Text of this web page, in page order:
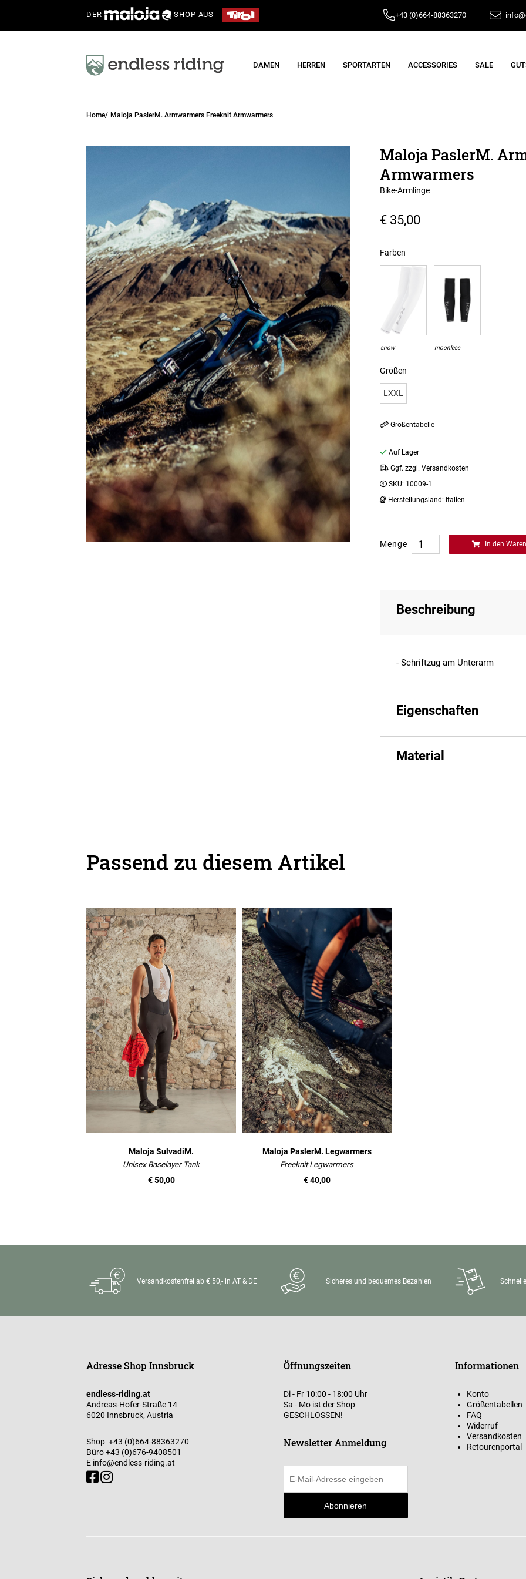
DER SHOP AUS +43 (0)664-88363270
DAMEN HERREN SPORTARTEN ACCESSORIES SALE
Home Maloja PaslerM. Armwarmers Freeknit Armwarmers
Maloja PaslerM.
Armwarmers
Bike-Armlinge
€ 35,00
Größen
LXXL
Farben
snow moonless
Größentabelle
Auf Lager
Ggf. zzgl. Versandkosten
SKU: 10009-1
Herstellungsland: Italien
Menge In den
Beschreibung
- Schriftzug am Unterarm
Eigenschaften
Material
Passend zu diesem Artikel
Maloja SulvadiM.
Unisex Baselayer Tank
€ 50,00
Maloja PaslerM. Legwarmers
Freeknit Legwarmers
€ 40,00
Versandkostenfrei ab € 50,- in AT & DE Sicheres und bequemes Bezahlen
Adresse Shop Innsbruck
endless-riding.at
Andreas-Hofer-Straße 14
6020 Innsbruck, Austria
Shop +43 (0)664-88363270
Büro+43 (0)676-9408501
E info@endless-riding.at
Öffnungszeiten
Di - Fr 10:00 - 18:00 Uhr
Sa - Mo ist der Shop
GESCHLOSSEN!
Newsletter Anmeldung
Abonnieren
Informationen
Konto
Größentabellen
FAQ
Widerruf
Versandkosten
Retourenportal